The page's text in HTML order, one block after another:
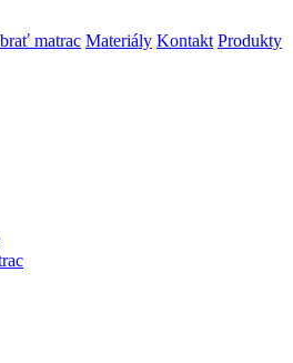
matrac Materiály Kontakt Produkty